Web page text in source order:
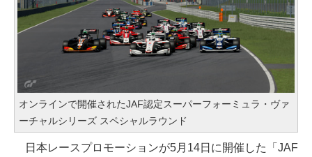
オンラインで開催されたJAF認定スーパーフォーミュラ・ヴァ
ーチャルシリーズ スペシャルラウンド
日本レースプロモーションが5月14日に開催した「JAF